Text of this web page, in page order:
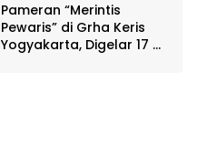
Pameran “Merintis
Pewaris” di Grha Keris
Yogyakarta, Digelar 17 –